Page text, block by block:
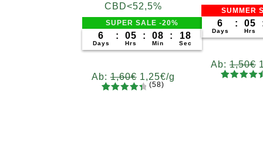
CBD<52,5%
SUPER SALE -20%
6
Days
: 05
Hrs
: 08
Min
: 17
Sec
Ab:1,60€ 1,25€/g
(58)
SUMMER
6
Days
: 05
Hrs
Ab: 1,50€